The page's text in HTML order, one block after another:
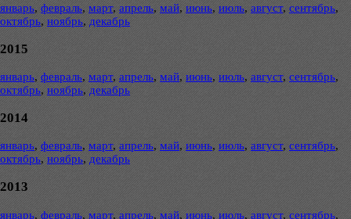
январь, февраль, март, апрель, май, июнь, июль, август, сентябрь,
октябрь, ноябрь, декабрь
2015
январь, февраль, март, апрель, май, июнь, июль, август, сентябрь,
октябрь, ноябрь, декабрь
2014
январь, февраль, март, апрель, май, июнь, июль, август, сентябрь,
октябрь, ноябрь, декабрь
2013
январь, февраль, март, апрель, май, июнь, июль, август, сентябрь,